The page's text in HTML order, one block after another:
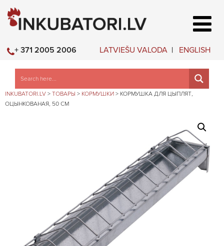
LATVIEŠU VALODA ENGLISH
+ 371 2005 2006
INKUBATORI.LV > ТОВАРЫ > КОРМУШКИ > КОРМУШКА ДЛЯ ЦЫПЛЯТ,
ОЦЫНКОВАНАЯ, 50 СМ